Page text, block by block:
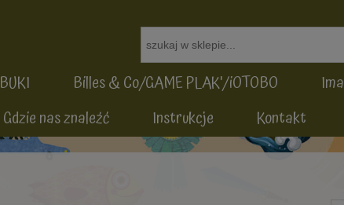
BUKI Billes & Co/GAME PLAK'/iOTOBO
Gdzie nas znaleźć
Instrukcje Kontakt